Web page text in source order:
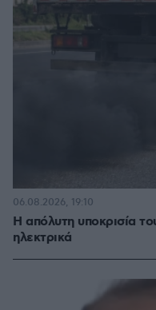
Η απόλυτη υποκρισία
ηλεκτρικά
06.08.2026, 19:10